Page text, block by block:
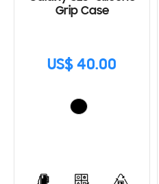
Grip Case
US$ 40.00